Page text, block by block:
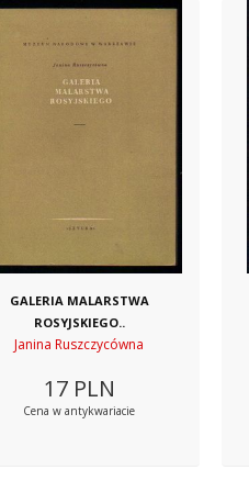
GALERIA MALARSTWA
ROSYJSKIEGO..
Janina Ruszczycówna
17 PLN
Cena w antykwariacie